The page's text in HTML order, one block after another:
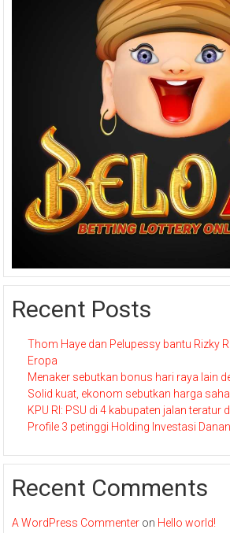
Recent Posts
Thom Haye dan Pelupessy bantu Rizky
Eropa
Menaker sebutkan bonus hari raya lain
Solid kuat, ekonom sebutkan harga
KPU RI: PSU di 4 kabupaten jalan teratur
Profile 3 petinggi Holding Investasi
Recent Comments
A WordPress Commenter on Hello world!